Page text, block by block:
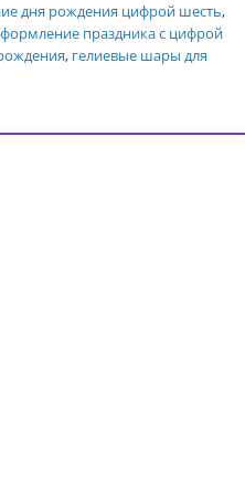
дня рождения цифрой шесть,
праздника с цифрой
, гелиевые шары для